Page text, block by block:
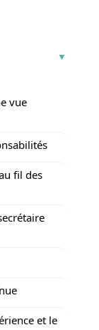
vue
fil des
et le